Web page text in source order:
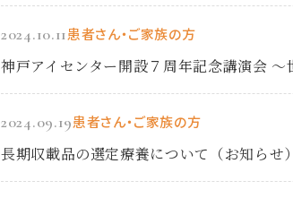
2024.10.11患者さん・ご家族の方
神戸アイセンター開設７周年記念講演会
2024.09.19患者さん・ご家族の方
長期収載品の選定療養について（お知らせ）